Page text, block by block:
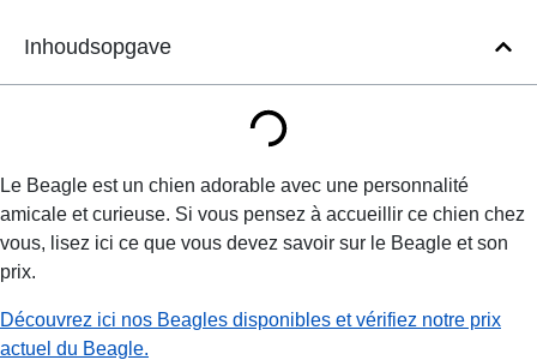
Inhoudsopgave
Le Beagle est un chien adorable avec une personnalité
amicale et curieuse. Si vous pensez à accueillir ce chien chez
vous, lisez ici ce que vous devez savoir sur le Beagle et son
prix.
Découvrez ici nos Beagles disponibles et vérifiez notre prix
actuel du Beagle.